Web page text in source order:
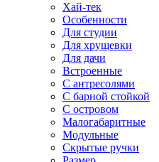
Хай-тек
Особенности
Для студии
Для хрущевки
Для дачи
Встроенные
С антресолями
С барной стойкой
С островом
Малогабаритные
Модульные
Скрытые ручки